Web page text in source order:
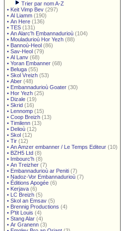
Trier par nom A-Z
• Keit Vimp Bev (297)
• Al Liamm (190)
• An Here (136)
• TES (131)
• An Alarc'h Embannadurioù (104)
• Mouladurioù Hor Yezh (88)
• Bannoù-Heol (86)
• Sav-Heol (79)
• Al Lanv (68)
• Yoran Embanner (68)
• Beluga (55)
• Skol Vreizh (53)
• Aber (48)
• Embannadurioù Goater (30)
• Hor Yezh (25)
• Dizale (19)
• Skrid (16)
• Lennomp (15)
• Coop Breizh (13)
• Timilenn (13)
• Delioù (12)
• Skol (12)
• Tir (12)
• An Amzer embanner / Le Temps Editeur (10)
• BZH5 Ltd (8)
• Imbourc'h (8)
• An Treizher (7)
• Embannadurioù ar Peniti (7)
• Nadoz-Vor Embannadurioù (7)
• Éditions Apogée (6)
• Kerjava (6)
• LC Breizh (5)
• Skol an Emsav (5)
• Brennig Productions (4)
• P'tit Louis (4)
• Stang Alar (4)
• Ar Granenn (3)